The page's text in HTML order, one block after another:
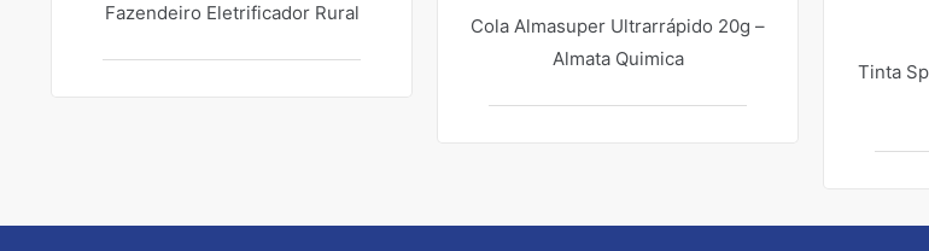
Fazendeiro Eletrificador Rural
Cola Almasuper Ultrarrápido 20g –
Almata Quimica
Tinta